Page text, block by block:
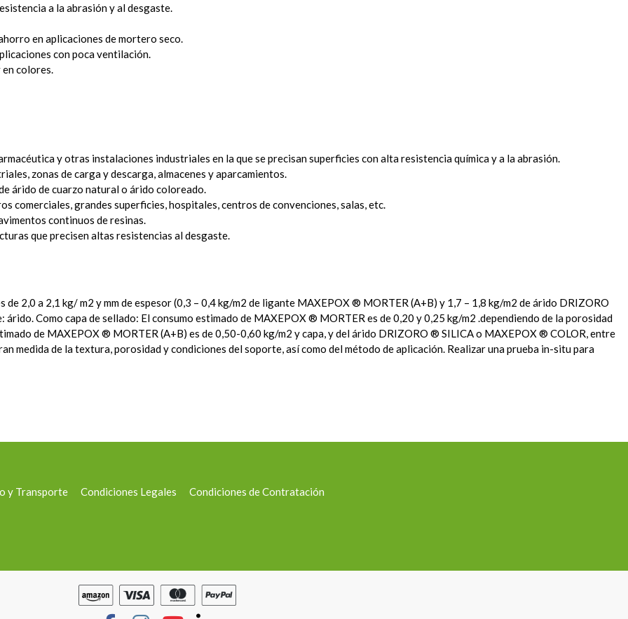
a la abrasión y al desgaste.
en aplicaciones de mortero seco.
con poca ventilación.
en colores.
y otras instalaciones industriales en la que se precisan superficies con alta resistencia química y a la abrasión.
zonas de carga y descarga, almacenes y aparcamientos.
árido de cuarzo natural o árido coloreado.
comerciales, grandes superficies, hospitales, centros de convenciones, salas, etc.
continuos de resinas.
que precisen altas resistencias al desgaste.
2,0 a 2,1 kg/ m2 y mm de espesor (0,3 – 0,4 kg/m2 de ligante MAXEPOX ® MORTER (A+B) y 1,7 – 1,8 kg/m2 de árido DRIZORO
Como capa de sellado: El consumo estimado de MAXEPOX ® MORTER es de 0,20 y 0,25 kg/m2 .dependiendo de la porosidad
de MAXEPOX ® MORTER (A+B) es de 0,50-0,60 kg/m2 y capa, y del árido DRIZORO ® SILICA o MAXEPOX ® COLOR, entre
medida de la textura, porosidad y condiciones del soporte, así como del método de aplicación. Realizar una prueba in-situ para
y Transporte Condiciones Legales Condiciones de Contratación